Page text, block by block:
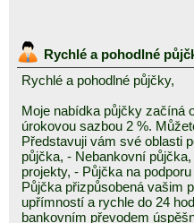
Rychlé a pohodlné
Rychlé a pohodlné půjčky,
Moje nabídka půjčky začíná
úrokovou sazbou 2 %.
Představuji vám své oblasti
půjčka, - Nebankovní
projekty, - Půjčka na
Půjčka přizpůsobená vašim
upřímností a rychle do 24
bankovním převodem